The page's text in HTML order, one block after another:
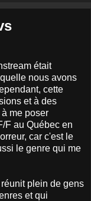
était
nous avons
cette
et à des
me poser
F au Québec en
car c'est le
le genre qui me
plein de gens
et qui